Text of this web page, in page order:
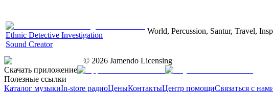
Ethnic Detective Investigation
Sound Creator
World, Percussion, Santur, Travel,
© 2026 Jamendo Licensing
Скачать приложение
Полезные ссылки
Каталог музыкиIn-store радиоЦеныКонтактыЦентр помощиСвязаться с